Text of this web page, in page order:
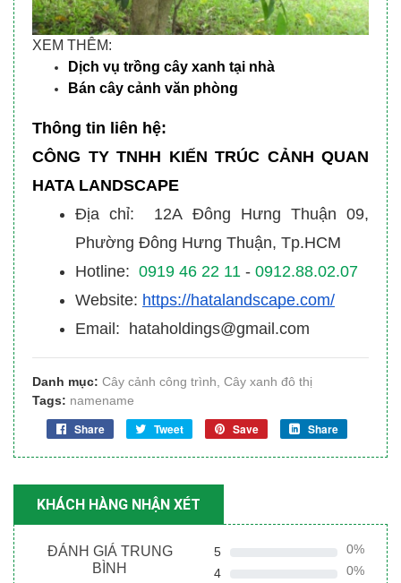
XEM THÊM:
Dịch vụ trồng cây xanh tại nhà
Bán cây cảnh văn phòng
Thông tin liên hệ:
CÔNG TY TNHH KIẾN TRÚC CẢNH QUAN
HATA LANDSCAPE
Địa chỉ: 12A Đông Hưng Thuận 09,
Phường Đông Hưng Thuận, Tp.HCM
Hotline: 0919 46 22 11 - 0912.88.02.07
Website: https://hatalandscape.com/
Email: hataholdings@gmail.com
Danh mục: Cây cảnh công trình, Cây xanh đô thị
Tags: namename
Share Tweet Save Share
KHÁCH HÀNG NHẬN XÉT
ĐÁNH GIÁ TRUNG
BÌNH
5
0%
4
0%